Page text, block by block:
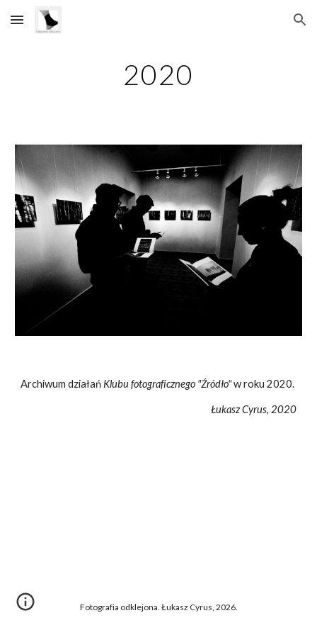
Skip to main content Skip to navigation
2020
Archiwum działań Klubu fotograficznego "Źródło"w roku 2020.
Łukasz Cyrus, 2020
Fotografia odklejona. Łukasz Cyrus, 2026.